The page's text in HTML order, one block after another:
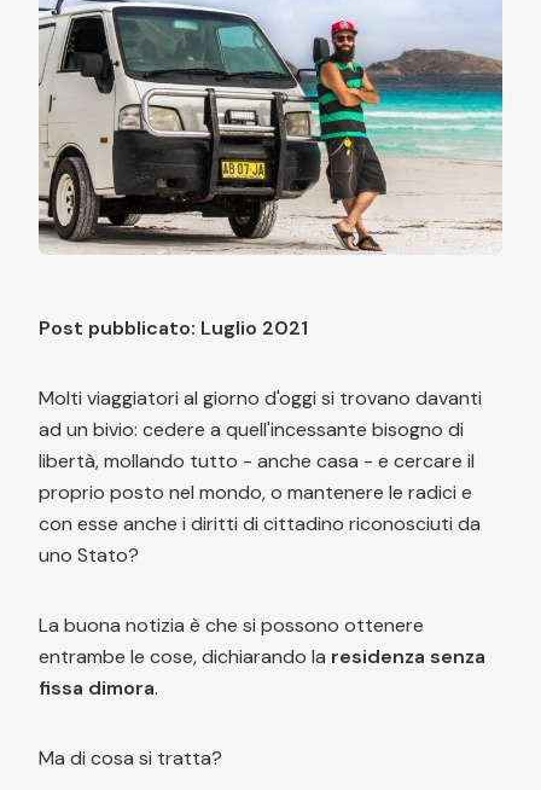
Post pubblicato: Luglio 2021
Molti viaggiatori al giorno d'oggi si trovano davanti
ad un bivio: cedere a quell'incessante bisogno di
libertà, mollando tutto - anche casa - e cercare il
proprio posto nel mondo, o mantenere le radici e
con esse anche i diritti di cittadino riconosciuti da
uno Stato?
La buona notizia è che si possono ottenere
entrambe le cose, dichiarando la residenza senza
fissa dimora.
Ma di cosa si tratta?